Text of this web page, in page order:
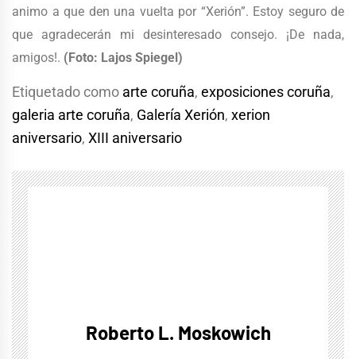
animo a que den una vuelta por “Xerión”. Estoy seguro de
que agradecerán mi desinteresado consejo. ¡De nada,
amigos!. (Foto: Lajos Spiegel)
Etiquetado como arte coruña, exposiciones coruña,
galeria arte coruña, Galería Xerión, xerion
aniversario, XIII aniversario
Roberto L. Moskowich